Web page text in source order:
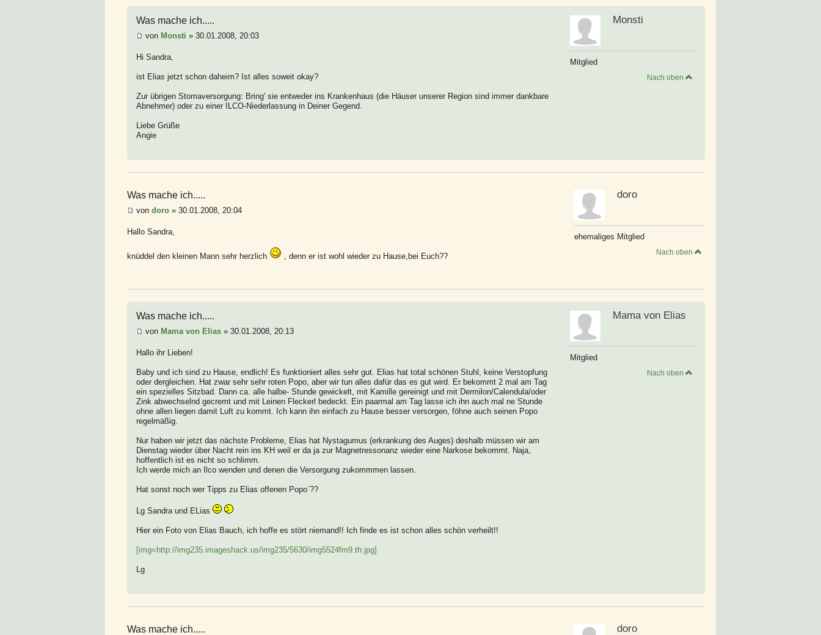
Was mache ich.....
von Monsti » 30.01.2008, 20:03
Hi Sandra,
ist Elias jetzt schon daheim? Ist alles soweit okay?
Zur übrigen Stomaversorgung: Bring' sie entweder ins Krankenhaus (die Häuser unserer Region sind immer dankbare
Abnehmer) oder zu einer ILCO-Niederlassung in Deiner Gegend.
Liebe Grüße
Angie
Monsti
Mitglied
Nach oben
Was mache ich.....
von doro » 30.01.2008, 20:04
Hallo Sandra,
knüddel den kleinen Mann sehr herzlich , denn er ist wohl wieder zu Hause,bei Euch??
doro
ehemaliges Mitglied
Nach oben
Was mache ich.....
von Mama von Elias » 30.01.2008, 20:13
Hallo ihr Lieben!
Baby und ich sind zu Hause, endlich! Es funktioniert alles sehr gut. Elias hat total schönen Stuhl, keine Verstopfung
oder dergleichen. Hat zwar sehr sehr roten Popo, aber wir tun alles dafür das es gut wird. Er bekommt 2 mal am Tag
ein spezielles Sitzbad. Dann ca. alle halbe- Stunde gewickelt, mit Kamille gereinigt und mit Dermilon/Calendula/oder
Zink abwechselnd gecremt und mit Leinen Fleckerl bedeckt. Ein paarmal am Tag lasse ich ihn auch mal ne Stunde
ohne allen liegen damit Luft zu kommt. Ich kann ihn einfach zu Hause besser versorgen, föhne auch seinen Popo
regelmäßig.
Nur haben wir jetzt das nächste Probleme, Elias hat Nystagumus (erkrankung des Auges) deshalb müssen wir am
Dienstag wieder über Nacht rein ins KH weil er da ja zur Magnetressonanz wieder eine Narkose bekommt. Naja,
hoffentlich ist es nicht so schlimm.
Ich werde mich an Ilco wenden und denen die Versorgung zukommmen lassen.
Hat sonst noch wer Tipps zu Elias offenen Popo`??
Lg Sandra und ELias
Hier ein Foto von Elias Bauch, ich hoffe es stört niemand!! Ich finde es ist schon alles schön verheilt!!
[img=http://img235.imageshack.us/img235/5630/img5524fm9.th.jpg]
Lg
Mama von Elias
Mitglied
Nach oben
Was mache ich..... doro